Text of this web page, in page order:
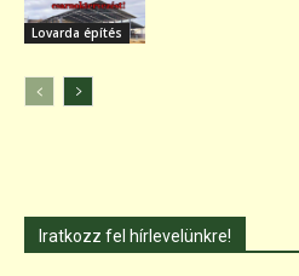
Lovarda építés
Iratkozz fel hírlevelünkre!